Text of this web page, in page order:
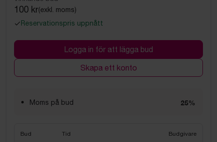
100 kr(exkl. moms)
Reservationspris uppnått
Logga in för att lägga bud
Skapa ett konto
Moms på bud 25%
Bud Tid Budgivare